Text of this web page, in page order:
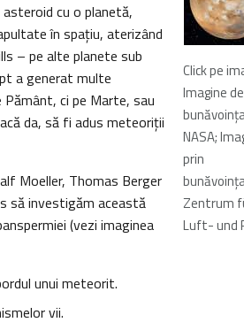
Click pe
Imagine
NASA;
prin
Zentrum
Luft- und
cu o planetă,
în spațiu, aterizând
– pe alte planete sub
a generat multe
ci pe Marte, sau
da, să fi adus meteoriții
Moeller, Thomas Berger
să investigăm această
(vezi imaginea
unui meteorit.
vii.